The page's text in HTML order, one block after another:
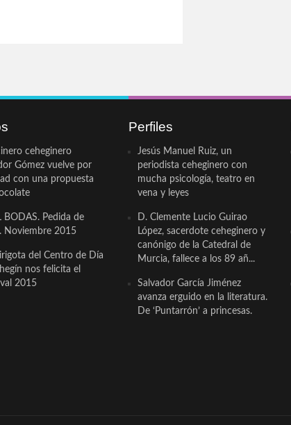
ceheginero
Gómez vuelve por
con una propuesta
BODAS. Pedida de
Noviembre 2015
del Centro de Día
nos felicita el
2015
Perfiles
Jesús Manuel Ruiz, un
periodista ceheginero con
mucha psicología, teatro en
vena y leyes
D. Clemente Lucio Guirao
López, sacerdote ceheginero y
canónigo de la Catedral de
Murcia, fallece a los 89 añ...
Salvador García Jiménez
avanza erguido en la literatura.
De ‘Puntarrón’ a princesas.